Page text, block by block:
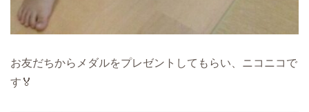
お友だちからメダルをプレゼントしてもらい、ニコニコで
す🏅